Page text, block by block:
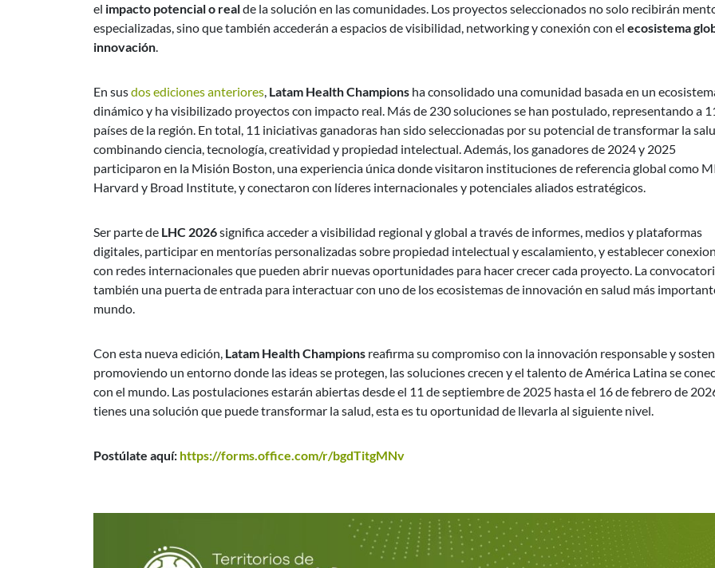
el impacto potencial o realde la solución en las comunidades. Los proyectos seleccionados no solo recibirán
especializadas, sino que también accederán a espacios de visibilidad, networking y conexión con el ecosistema
innovación.
En susdos ediciones anteriores, Latam Health Champions ha consolidado una comunidad basada en un
dinámico y ha visibilizado proyectos con impacto real. Más de 230 soluciones se han postulado, representando a
países de la región. En total, 11 iniciativas ganadoras han sido seleccionadas por su potencial de transformar la
combinando ciencia, tecnología, creatividad y propiedad intelectual. Además, los ganadores de 2024 y 2025
participaron en la Misión Boston, una experiencia única donde visitaron instituciones de referencia global como
Harvard y Broad Institute, y conectaron con líderes internacionales y potenciales aliados estratégicos.
Ser parte de LHC 2026significa acceder a visibilidad regional y global a través de informes, medios y plataformas
digitales, participar en mentorías personalizadas sobre propiedad intelectual y escalamiento, y establecer
con redes internacionales que pueden abrir nuevas oportunidades para hacer crecer cada proyecto. La
también una puerta de entrada para interactuar con uno de los ecosistemas de innovación en salud más
mundo.
Con esta nueva edición, Latam Health Champions reafirma su compromiso con la innovación responsable y
promoviendo un entorno donde las ideas se protegen, las soluciones crecen y el talento de América Latina se
con el mundo. Las postulaciones estarán abiertas desde el 11 de septiembre de 2025 hasta el 16 de febrero de
tienes una solución que puede transformar la salud, esta es tu oportunidad de llevarla al siguiente nivel.
Postúlate aquí: https://forms.office.com/r/bgdTitgMNv